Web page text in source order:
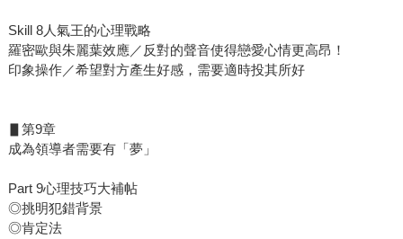
Skill 8人氣王的心理戰略
羅密歐與朱麗葉效應／反對的聲音使得戀愛心情更高昂！
印象操作／希望對方產生好感，需要適時投其所好
▋第9章
成為領導者需要有「夢」
Part 9心理技巧大補帖
◎挑明犯錯背景
◎肯定法